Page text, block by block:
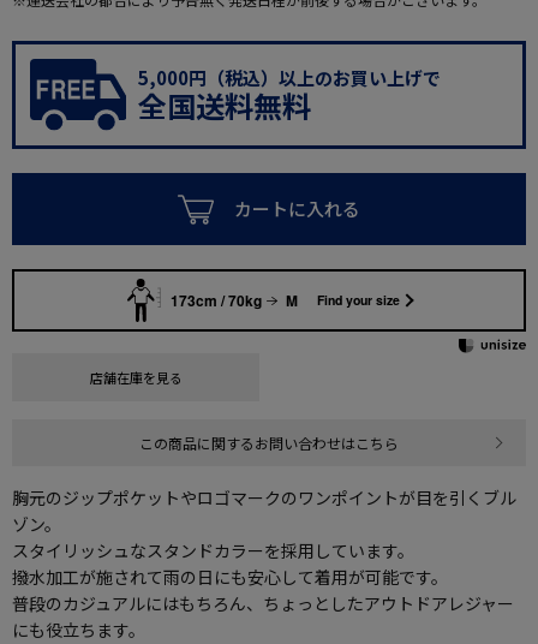
5,000円（税込）以上のお買い上げで
全国送料無料
カートに入れる
173cm / 70kg M Find your size
店舗在庫を見る
この商品に関するお問い合わせはこちら
胸元のジップポケットやロゴマークのワンポイントが目を引くブル
ゾン。
スタイリッシュなスタンドカラーを採用しています。
撥水加工が施されて雨の日にも安心して着用が可能です。
普段のカジュアルにはもちろん、ちょっとしたアウトドアレジャー
にも役立ちます。